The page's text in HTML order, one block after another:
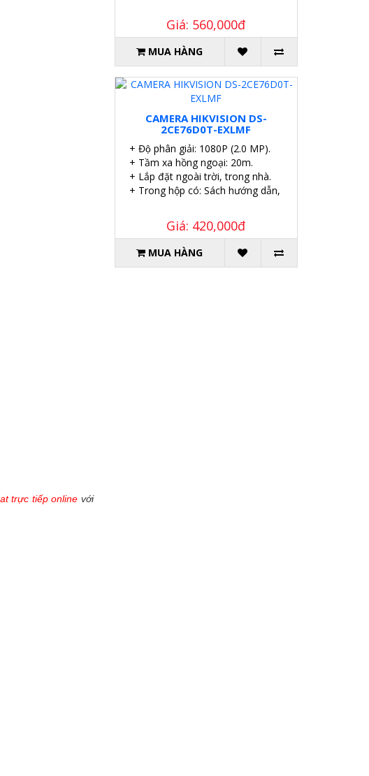
trực tiếp online với
Giá: 560,000đ
MUA HÀNG
CAMERA HIKVISION DS-
2CE76D0T-EXLMF
+ Độ phân giải: 1080P (2.0 MP).
+ Tầm xa hồng ngoại: 20m.
+ Lắp đặt ngoài trời, trong nhà.
+ Trong hộp có: Sách hướng dẫn, Ốc vít tắc kê.
Giá: 420,000đ
MUA HÀNG